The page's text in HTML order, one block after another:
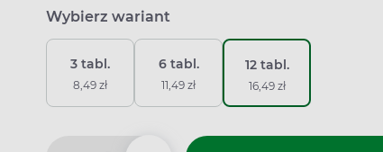
Wybierz wariant
3 tabl.
8,49 zł
6 tabl.
11,49 zł
12 tabl.
16,49 zł